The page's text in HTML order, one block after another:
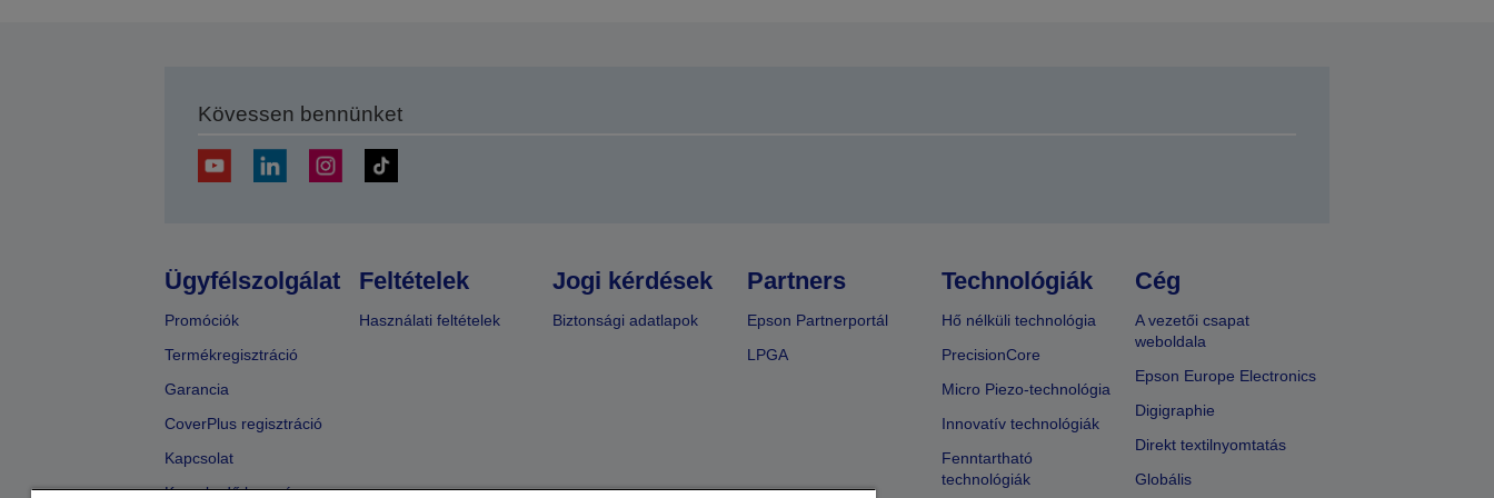
Kövessen bennünket
Ügyfélszolgálat
Promóciók
Termékregisztráció
Garancia
CoverPlus regisztráció
Kapcsolat
Kereskedő keresése
Feltételek
Használati feltételek
Jogi kérdések
Biztonsági adatlapok
Partners
Epson Partnerportál
LPGA
Technológiák
Hő nélküli technológia
PrecisionCore
Micro Piezo-technológia
Innovatív technológiák
Fenntartható
technológiák
Cég
A vezetői csapat
weboldala
Epson Europe Electronics
Digigraphie
Direkt textilnyomtatás
Globális